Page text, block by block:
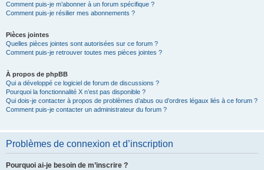
Comment puis-je m’abonner à un forum spécifique ?
Comment puis-je résilier mes abonnements ?
Pièces jointes
Quelles pièces jointes sont autorisées sur ce forum ?
Comment puis-je retrouver toutes mes pièces jointes ?
À propos de phpBB
Qui a développé ce logiciel de forum de discussions ?
Pourquoi la fonctionnalité X n’est pas disponible ?
Qui dois-je contacter à propos de problèmes d’abus ou d’ordres légaux liés à ce forum ?
Comment puis-je contacter un administrateur du forum ?
Problèmes de connexion et d’inscription
Pourquoi ai-je besoin de m’inscrire ?